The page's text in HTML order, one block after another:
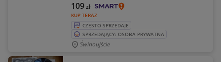
KUP TERAZ
109zł
CZĘSTO SPRZEDAJE
SPRZEDAJĄCY: OSOBA PRYWATNA
Świnoujście